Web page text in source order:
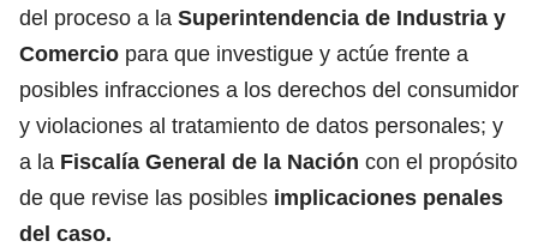
del proceso a la Superintendencia de Industria y
Comercio para que investigue y actúe frente a
posibles infracciones a los derechos del consumidor
y violaciones al tratamiento de datos personales; y
a la Fiscalía General de la Nación con el propósito
de que revise las posibles implicaciones penales
del caso.